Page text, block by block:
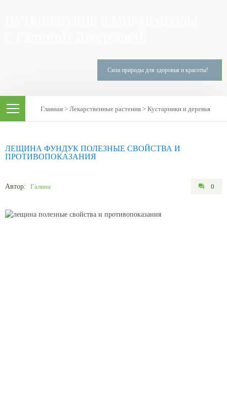
Сила природы для здоровья и красоты!
Главная > Лекарственные растения > Кустарники и деревья
ЛЕЩИНА ФУНДУК ПОЛЕЗНЫЕ СВОЙСТВА И
ПРОТИВОПОКАЗАНИЯ
Автор: Галина 0